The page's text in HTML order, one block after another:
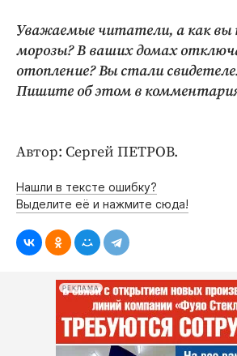
Уважаемые читатели, а как вы
морозы? В ваших домах
отопление? Вы стали
Пишите об этом в
Автор: Сергей ПЕТРОВ.
Нашли в тексте ошибку?
Выделите её и нажмите сюда!
РЕКЛАМА